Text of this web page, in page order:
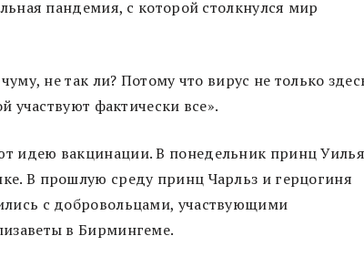
пандемия, с которой столкнулся мир
не так ли? Потому что вирус не только
участвуют фактически все».
идею вакцинации. В понедельник принц
В прошлую среду принц Чарльз и герцогиня
с добровольцами, участвующими
в Бирмингеме.